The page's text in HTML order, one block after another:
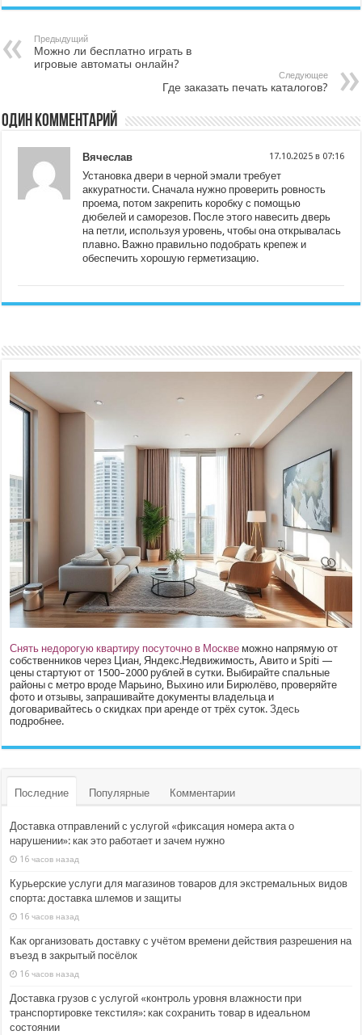
Предыдущий
Можно ли бесплатно играть в
игровые автоматы онлайн?
Следующее
Где заказать печать каталогов?
Один комментарий
Вячеслав 17.10.2025 в 07:16
Установка двери в черной эмали требует
аккуратности. Сначала нужно проверить ровность
проема, потом закрепить коробку с помощью
дюбелей и саморезов. После этого навесить дверь
на петли, используя уровень, чтобы она открывалась
плавно. Важно правильно подобрать крепеж и
обеспечить хорошую герметизацию.
Снять недорогую квартиру посуточно в Москве можно напрямую от
собственников через Циан, Яндекс.Недвижимость, Авито и Spiti —
цены стартуют от 1500–2000 рублей в сутки. Выбирайте спальные
районы с метро вроде Марьино, Выхино или Бирюлёво, проверяйте
фото и отзывы, запрашивайте документы владельца и
договаривайтесь о скидках при аренде от трёх суток.Здесь
подробнее.
Последние Популярные Комментарии
Доставка отправлений с услугой «фиксация номера акта о
нарушении»: как это работает и зачем нужно
16 часов назад
Курьерские услуги для магазинов товаров для экстремальных видов
спорта: доставка шлемов и защиты
16 часов назад
Как организовать доставку с учётом времени действия разрешения на
въезд в закрытый посёлок
16 часов назад
Доставка грузов с услугой «контроль уровня влажности при
транспортировке текстиля»: как сохранить товар в идеальном
состоянии